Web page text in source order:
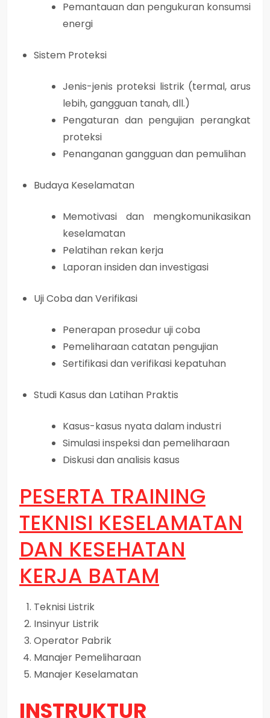
Pemantauan dan pengukuran konsumsi
energi
Sistem Proteksi
Jenis-jenis proteksi listrik (termal, arus
lebih, gangguan tanah, dll.)
Pengaturan dan pengujian perangkat
proteksi
Penanganan gangguan dan pemulihan
Budaya Keselamatan
Memotivasi dan mengkomunikasikan
keselamatan
Pelatihan rekan kerja
Laporan insiden dan investigasi
Uji Coba dan Verifikasi
Penerapan prosedur uji coba
Pemeliharaan catatan pengujian
Sertifikasi dan verifikasi kepatuhan
Studi Kasus dan Latihan Praktis
Kasus-kasus nyata dalam industri
Simulasi inspeksi dan pemeliharaan
Diskusi dan analisis kasus
PESERTA TRAINING
TEKNISI KESELAMATAN
DAN KESEHATAN
KERJA BATAM
Teknisi Listrik
Insinyur Listrik
Operator Pabrik
Manajer Pemeliharaan
Manajer Keselamatan
INSTRUKTUR